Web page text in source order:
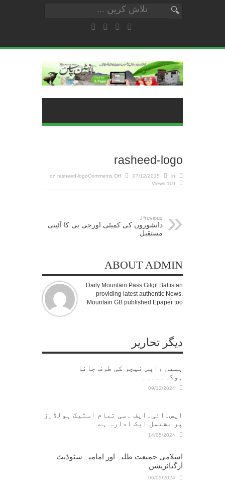
rasheed-logo
in
07/12/2015
Comments Off
on rasheed-logo
110 Views
Previous:
دانشوروں کی کمیٹی اورجی بی کا آئینی
مستقبل
ABOUT ADMIN
Daily Mountain Pass Gilgit Baltistan
providing latest authentic News.
Mountain GB published Epaper too.
دیگر تحاریر
ہمیں واپس نیچر کی طرف جانا
ہوگا۔۔۔۔۔
09/12/2024
ایس۔ائی۔ایف ۔سی تمام اسٹیک ہولڈرز
پر مشتمل ایک ادارہ ہے
14/05/2024
اسلامی جمیعت طلبہ اور امامیہ سٹوڈنٹ
آرگنائزیشن
06/05/2024